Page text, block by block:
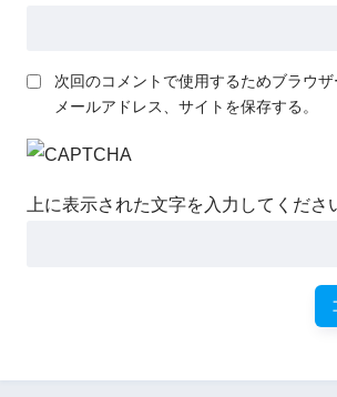
次回のコメントで使用するためブラウザ
メールアドレス、サイトを保存する。
上に表示された文字を入力してくださ